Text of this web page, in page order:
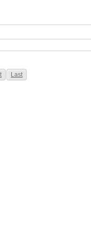
Last